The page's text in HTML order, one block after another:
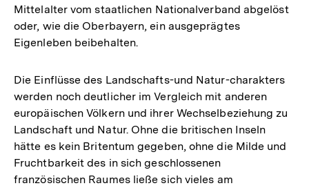
Mittelalter vom staatlichen Nationalverband abgelöst
oder, wie die Oberbayern, ein ausgeprägtes
Eigenleben beibehalten.
Die Einflüsse des Landschafts-und Natur-charakters
werden noch deutlicher im Vergleich mit anderen
europäischen Völkern und ihrer Wechselbeziehung zu
Landschaft und Natur. Ohne die britischen Inseln
hätte es kein Britentum gegeben, ohne die Milde und
Fruchtbarkeit des in sich geschlossenen
französischen Raumes ließe sich vieles am